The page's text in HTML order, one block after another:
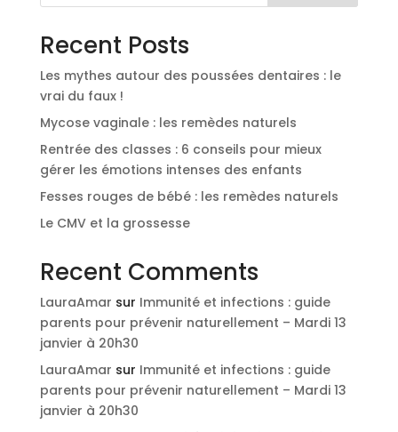
Recent Posts
Les mythes autour des poussées dentaires : le
vrai du faux !
Mycose vaginale : les remèdes naturels
Rentrée des classes : 6 conseils pour mieux
gérer les émotions intenses des enfants
Fesses rouges de bébé : les remèdes naturels
Le CMV et la grossesse
Recent Comments
LauraAmar sur Immunité et infections : guide
parents pour prévenir naturellement – Mardi 13
janvier à 20h30
LauraAmar sur Immunité et infections : guide
parents pour prévenir naturellement – Mardi 13
janvier à 20h30